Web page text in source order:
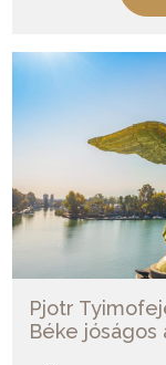
Pjotr
Béke jóságos